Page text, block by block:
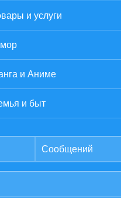
и услуги
и Аниме
и быт
Сообщений